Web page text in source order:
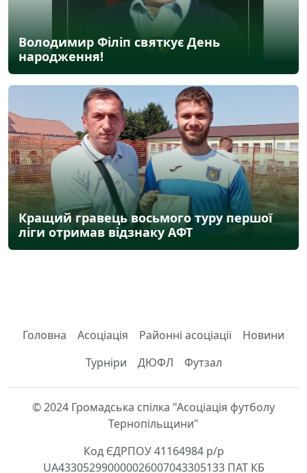
Володимир Філіп святкує День
народження!
Кращий гравець восьмого туру першої
ліги отримав відзнаку АФТ
Головна Асоціація Районні асоціації
Новини
Турніри
ДЮФЛ Футзал
© 2024 Громадська спілка "Асоціація футболу
Тернопільщини"
Код ЄДРПОУ 41164984 р/р
UA433052990000026007043305133 ПАТ КБ